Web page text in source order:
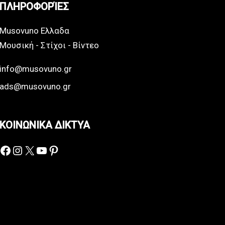
ΠΛΗΡΟΦΟΡΊΕΣ
Musovuno Ελλαδα
Μουσική - Στίχοι - Βίντεο
info@musovuno.gr
ads@musovuno.gr
ΚΟΙΝΩΝΙΚΑ ΔΙΚΤΥΑ
Facebook
Instagram
X YouTube
Pinterest